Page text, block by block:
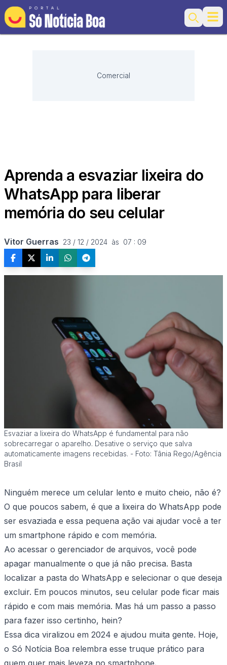
Search
Comercial
Aprenda a esvaziar lixeira do
WhatsApp para liberar
memória do seu celular
Vitor Guerras 23 / 12 / 2024  às  07 : 09
Esvaziar a lixeira do WhatsApp é fundamental para não
sobrecarregar o aparelho. Desative o serviço que salva
automaticamente imagens recebidas. - Foto: Tânia Rego/Agência
Brasil
Ninguém merece um celular lento e muito cheio, não é?
O que poucos sabem, é que a lixeira do WhatsApp pode
ser esvaziada e essa pequena ação vai ajudar você a ter
um smartphone rápido e com memória.
Ao acessar o gerenciador de arquivos, você pode
apagar manualmente o que já não precisa. Basta
localizar a pasta do WhatsApp e selecionar o que deseja
excluir. Em poucos minutos, seu celular pode ficar mais
rápido e com mais memória. Mas há um passo a passo
para fazer isso certinho, hein?
Essa dica viralizou em 2024 e ajudou muita gente. Hoje,
o Só Notícia Boa relembra esse truque prático para